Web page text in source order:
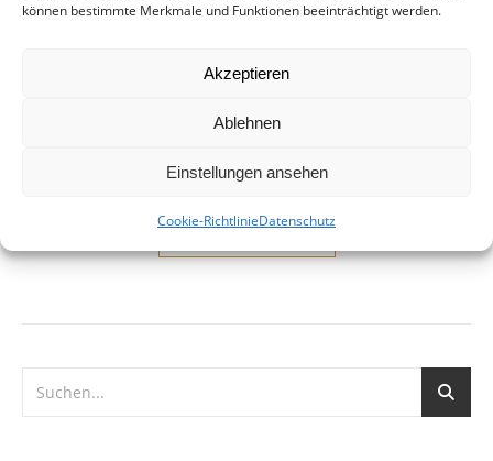
können bestimmte Merkmale und Funktionen beeinträchtigt werden.
Akzeptieren
Ablehnen
Einstellungen ansehen
Cookie-RichtlinieDatenschutz
13. Oktober 2014
Wernstedt (SPD) an die Ratspolitiker der Stadt Hannover. Es
überproportional Flüchtlinge aufzunehmen. Ihre eigene…
WEITERLESEN